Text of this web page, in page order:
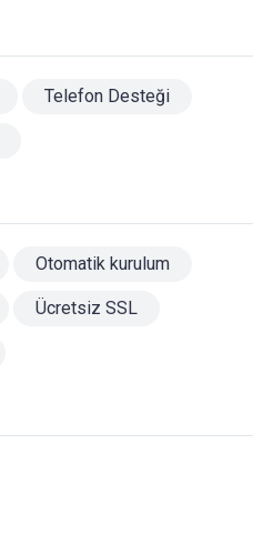
Telefon Desteği
Otomatik kurulum
Ücretsiz SSL